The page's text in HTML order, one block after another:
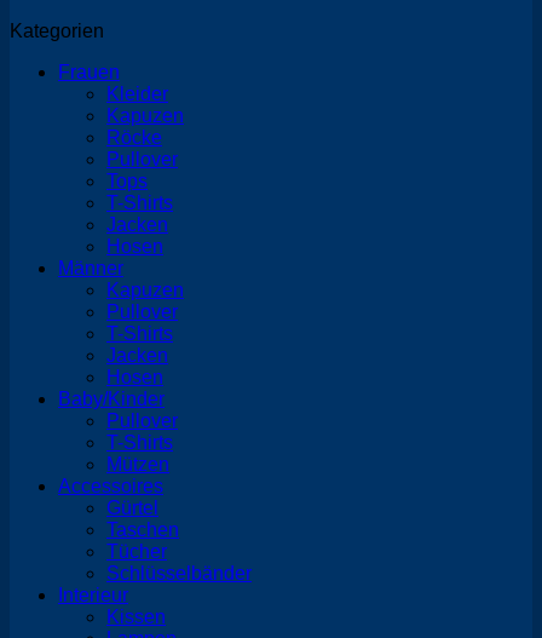
Kategorien
Frauen
Kleider
Kapuzen
Röcke
Pullover
Tops
T-Shirts
Jacken
Hosen
Männer
Kapuzen
Pullover
T-Shirts
Jacken
Hosen
Baby/Kinder
Pullover
T-Shirts
Mützen
Accessoires
Gürtel
Taschen
Tücher
Schlüsselbänder
Interieur
Kissen